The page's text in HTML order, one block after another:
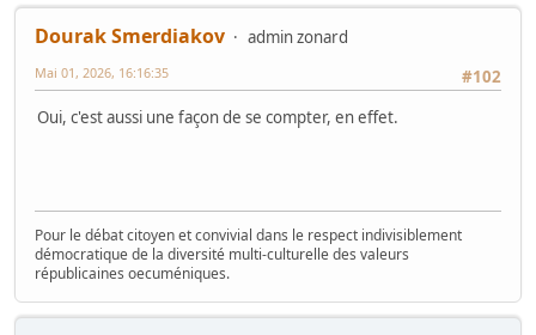
Dourak Smerdiakov
admin zonard
#102
Mai 01, 2026, 16:16:35
Oui, c'est aussi une façon de se compter, en effet.
Pour le débat citoyen et convivial dans le respect indivisiblement
démocratique de la diversité multi-culturelle des valeurs
républicaines oecuméniques.